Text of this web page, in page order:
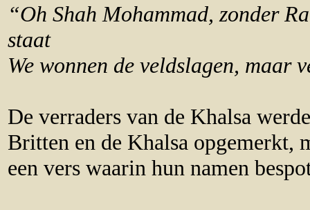
“Oh Shah Mohammad, zonder
staat
We wonnen de veldslagen, maar
De verraders van de Khalsa
Britten en de Khalsa opgemerkt,
een vers waarin hun namen